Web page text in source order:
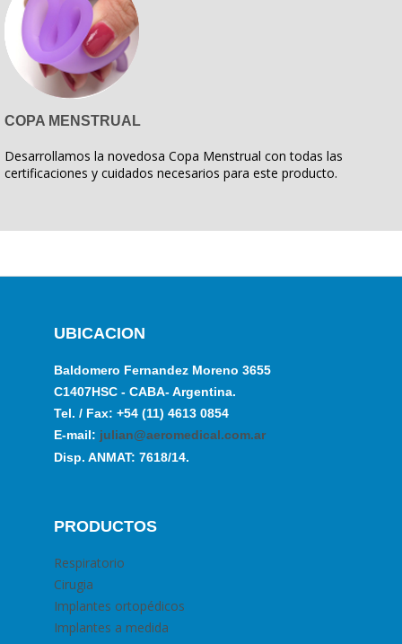
COPA MENSTRUAL
Desarrollamos la novedosa Copa Menstrual con todas las
certificaciones y cuidados necesarios para este producto.
UBICACION
Baldomero Fernandez Moreno 3655
C1407HSC - CABA- Argentina.
Tel. / Fax: +54 (11) 4613 0854
E-mail: julian@aeromedical.com.ar
Disp. ANMAT: 7618/14.
PRODUCTOS
Respiratorio
Cirugia
Implantes ortopédicos
Implantes a medida